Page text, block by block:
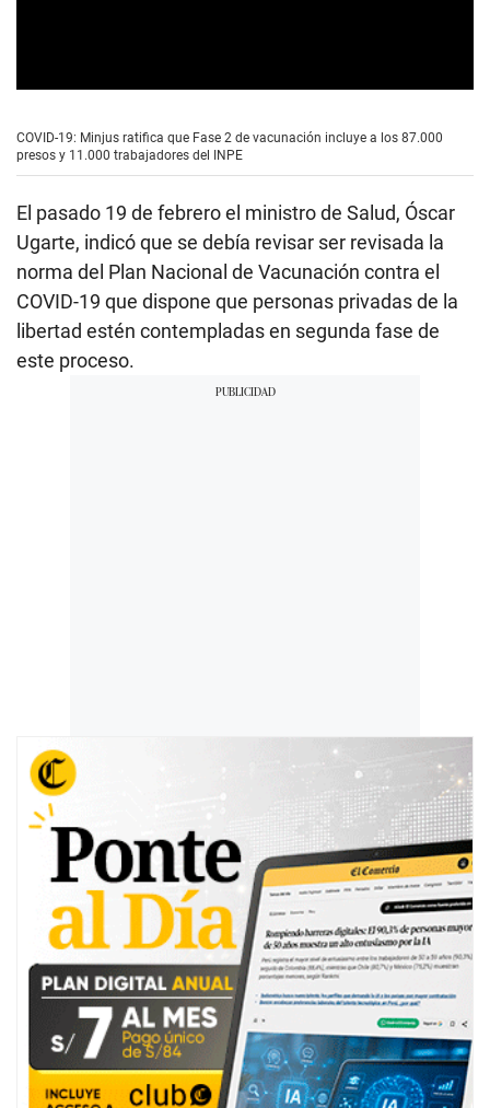
e
c
o
d
s
o
f
0
e
c
o
n
COVID-19: Minjus ratifica que Fase 2 de vacunación incluye a los 87.000
presos y 11.000 trabajadores del INPE
El pasado 19 de febrero el ministro de Salud, Óscar
Ugarte, indicó que se debía revisar ser revisada la
norma del Plan Nacional de Vacunación contra el
COVID-19 que dispone que personas privadas de la
libertad estén contempladas en segunda fase de
este proceso.